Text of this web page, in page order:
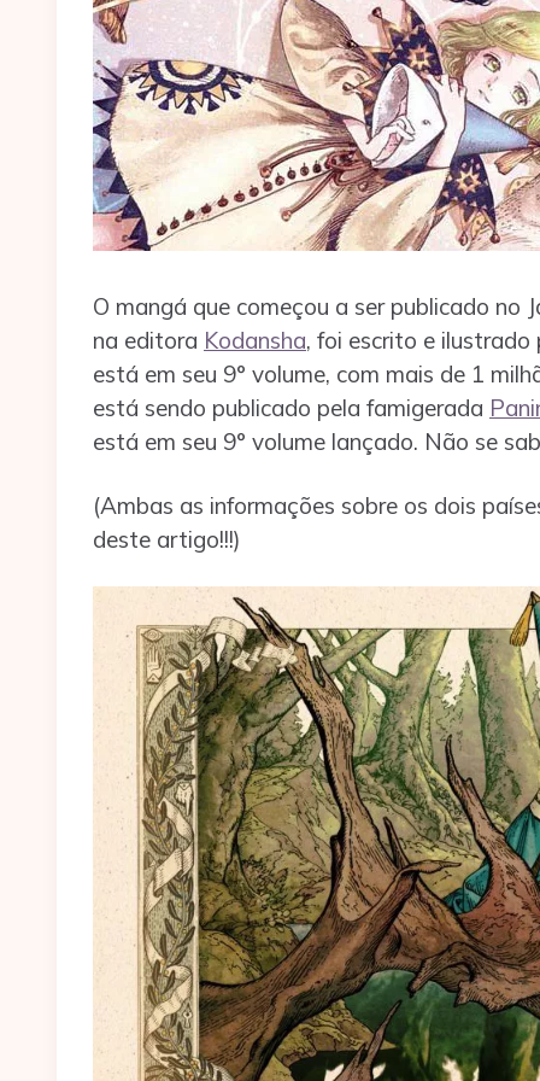
O mangá que começou a ser publicado no
na editora Kodansha, foi escrito e
está em seu 9° volume, com mais de 1
está sendo publicado pela famigerada
está em seu 9° volume lançado. Não se
(Ambas as informações sobre os dois
deste artigo!!!)